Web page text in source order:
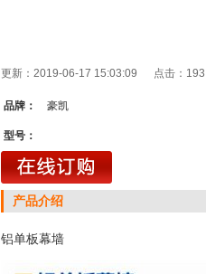
更新：2019-06-17 15:03:09 点击： 193
品牌： 豪凯
型号：
产品介绍
铝单板幕墙